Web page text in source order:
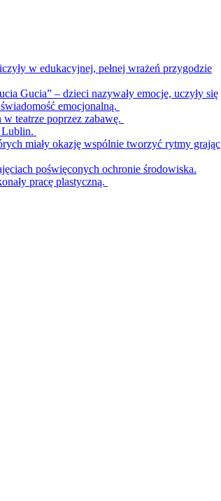
w edukacyjnej, pełnej wrażeń przygodzie
Gucia” – dzieci nazywały emocje, uczyły się
emocjonalną.
teatrze poprzez zabawę.
Lublin.
miały okazję wspólnie tworzyć rytmy grając
poświęconych ochronie środowiska.
pracę plastyczną.